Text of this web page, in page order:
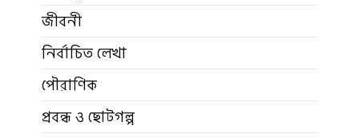
জীবনী
নির্বাচিত লেখা
পৌরাণিক
প্রবন্ধ ও ছোটগল্প